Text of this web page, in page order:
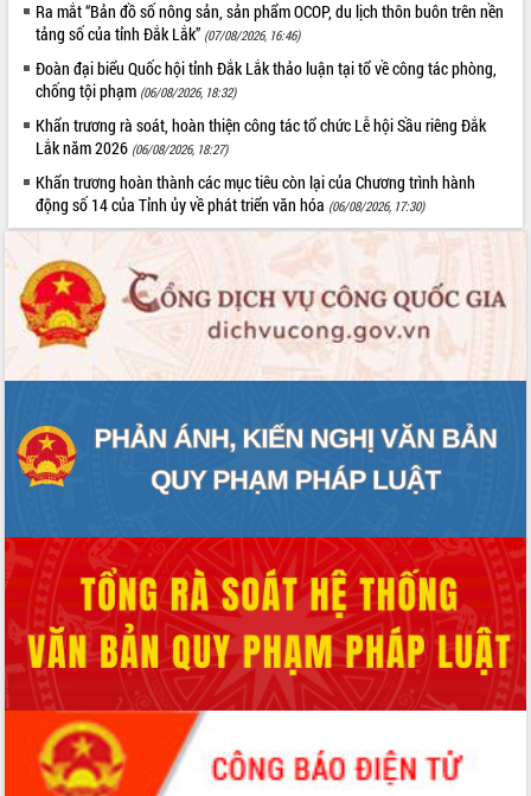
Lắk
Khơi thông điểm nghẽn, đẩy nhanh
giải ngân vốn khắc phục thiên tai
hoạch tỉnh thời kỳ 2021-2030
Hội thảo góp ý hồ sơ điều chỉnh quy
hoạch tỉnh Đắk Lắk thời kỳ 2021-2030,
tầm nhìn đến năm 2050
doanh nghiệp nhà nước
Hội nghị triển khai kết nối mạng
truyền số liệu chuyên dùng phục vụ cơ
quan Đảng, Nhà nước
Lễ phát động chuỗi hoạt động chung
Xã Ea Kar bước chuyển mình trong
công tác cải cách hành chính mô hình
mới
UBND tỉnh họp báo định kỳ tháng 4
Hội thảo khoa học “Giải pháp thúc đẩy
phát triển nền kinh tế xanh tại tỉnh
Đắk Lắk”
Tăng cường giám sát, đôn đốc thực
hiện nhiệm vụ quản lý tài sản công
hàng tuần
Tháo gỡ những vướng mắc, đẩy mạnh
công tác cải cách thủ tục hành chính
tại Trung tâm Phục vụ hành chính
công tỉnh
Ra mắt “Bản đồ số nông sản, sản phẩm OCOP, du lịch thôn buôn trên nền
tảng số của tỉnh Đắk Lắk” (07/08/2026, 16:46)
Đoàn đại biểu Quốc hội tỉnh Đắk Lắk thảo luận tại tổ về công tác phòng,
chống tội phạm (06/08/2026, 18:32)
Khẩn trương rà soát, hoàn thiện công tác tổ chức Lễ hội Sầu riêng Đắk
Lắk năm 2026 (06/08/2026, 18:27)
Khẩn trương hoàn thành các mục tiêu còn lại của Chương trình hành
động số 14 của Tỉnh ủy về phát triển văn hóa (06/08/2026, 17:30)